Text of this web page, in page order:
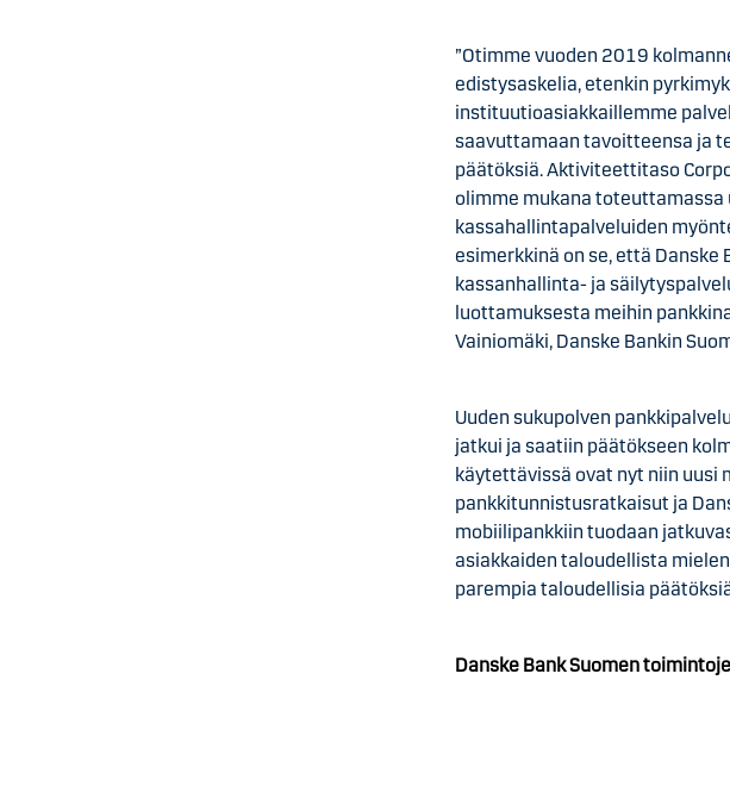
”Otimme vuoden 2019
edistysaskelia, etenkin
instituutioasiakkaillemme
saavuttamaan tavoitteensa ja
päätöksiä. Aktiviteettitaso
olimme mukana
kassahallintapalveluiden
esimerkkinä on se, että
kassanhallinta- ja
luottamuksesta meihin
Vainiomäki, Danske Bankin
Uuden sukupolven
jatkui ja saatiin päätökseen
käytettävissä ovat nyt niin uusi
pankkitunnistusratkaisut ja
mobiilipankkiin tuodaan
asiakkaiden taloudellista
parempia taloudellisia
Danske Bank Suomen